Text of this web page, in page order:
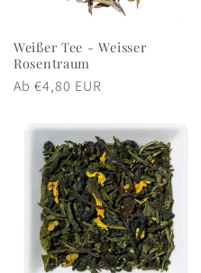
Weißer Tee - Weisser
Rosentraum
Normaler
Ab €4,80 EUR